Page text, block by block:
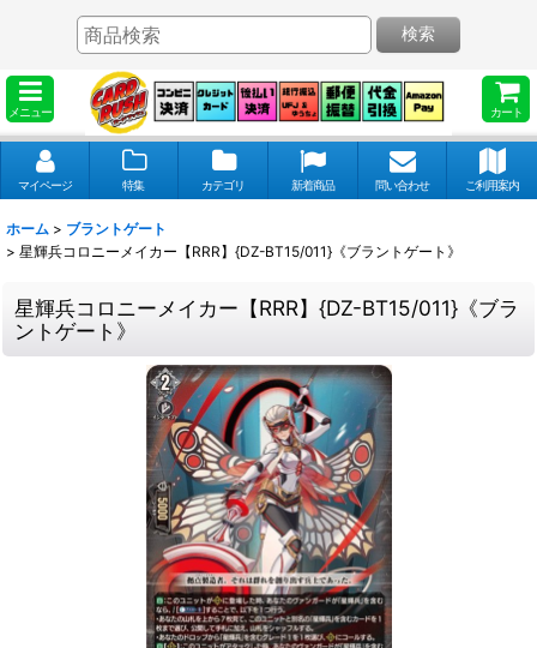
メニュー カート
検索
マイページ 特集 カテゴリ 新着商品 問い合わせ ご利用案内
ホーム > ブラントゲート
> 星輝兵コロニーメイカー【RRR】{DZ-BT15/011}《ブラントゲート》
星輝兵コロニーメイカー【RRR】{DZ-BT15/011}《ブラ
ントゲート》